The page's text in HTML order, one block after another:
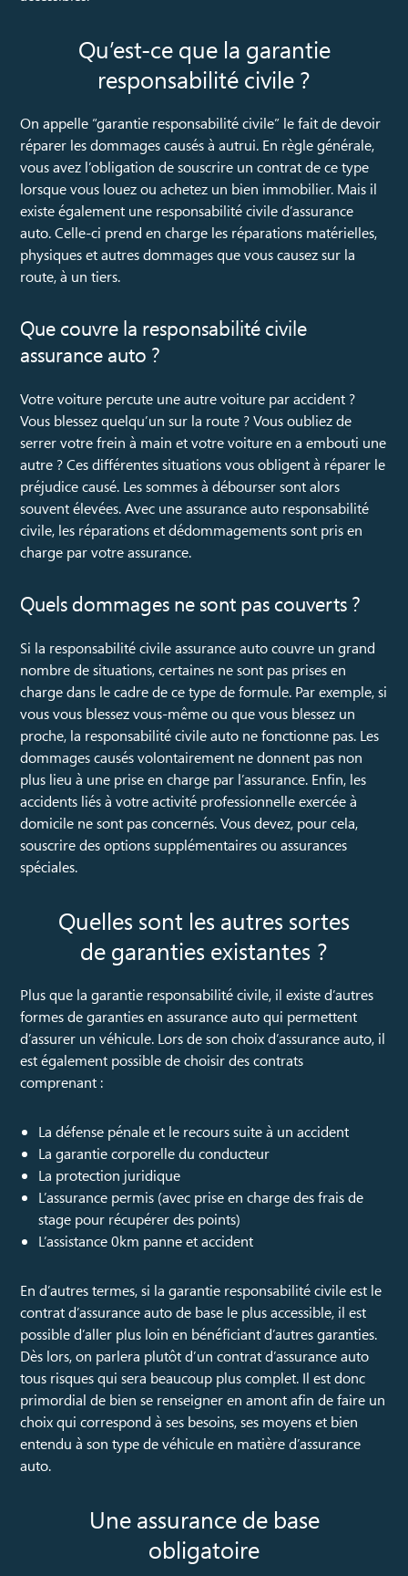
Qu’est-ce que la garantie
responsabilité civile ?
On appelle “garantie responsabilité civile” le fait de devoir
réparer les dommages causés à autrui. En règle générale,
vous avez l’obligation de souscrire un contrat de ce type
lorsque vous louez ou achetez un bien immobilier. Mais il
existe également une responsabilité civile d’assurance
auto. Celle-ci prend en charge les réparations matérielles,
physiques et autres dommages que vous causez sur la
route, à un tiers.
Que couvre la responsabilité civile
assurance auto ?
Votre voiture percute une autre voiture par accident ?
Vous blessez quelqu’un sur la route ? Vous oubliez de
serrer votre frein à main et votre voiture en a embouti une
autre ? Ces différentes situations vous obligent à réparer le
préjudice causé. Les sommes à débourser sont alors
souvent élevées. Avec une assurance auto responsabilité
civile, les réparations et dédommagements sont pris en
charge par votre assurance.
Quels dommages ne sont pas couverts ?
Si la responsabilité civile assurance auto couvre un grand
nombre de situations, certaines ne sont pas prises en
charge dans le cadre de ce type de formule. Par exemple, si
vous vous blessez vous-même ou que vous blessez un
proche, la responsabilité civile auto ne fonctionne pas. Les
dommages causés volontairement ne donnent pas non
plus lieu à une prise en charge par l’assurance. Enfin, les
accidents liés à votre activité professionnelle exercée à
domicile ne sont pas concernés. Vous devez, pour cela,
souscrire des options supplémentaires ou assurances
spéciales.
Quelles sont les autres sortes
de garanties existantes ?
Plus que la garantie responsabilité civile, il existe d’autres
formes de garanties en assurance auto qui permettent
d’assurer un véhicule. Lors de son choix d’assurance auto, il
est également possible de choisir des contrats
comprenant :
La défense pénale et le recours suite à un accident
La garantie corporelle du conducteur
La protection juridique
L’assurance permis (avec prise en charge des frais de
stage pour récupérer des points)
L’assistance 0km panne et accident
En d’autres termes, si la garantie responsabilité civile est le
contrat d’assurance auto de base le plus accessible, il est
possible d’aller plus loin en bénéficiant d’autres garanties.
Dès lors, on parlera plutôt d’un contrat d’assurance auto
tous risques qui sera beaucoup plus complet. Il est donc
primordial de bien se renseigner en amont afin de faire un
choix qui correspond à ses besoins, ses moyens et bien
entendu à son type de véhicule en matière d’assurance
auto.
Une assurance de base
obligatoire